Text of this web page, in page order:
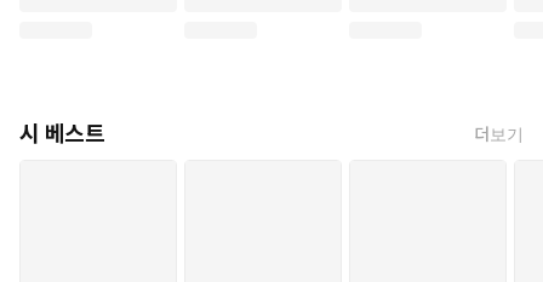
시 베스트 더보기